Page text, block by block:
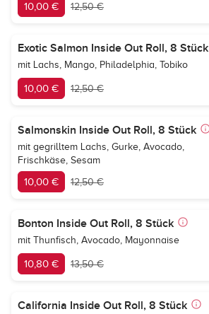
10,00 € 12,50 €
Exotic Salmon Inside Out Roll, 8 Stück
mit Lachs, Mango, Philadelphia, Tobiko
10,00 € 12,50 €
Salmonskin Inside Out Roll, 8 Stück
mit gegrilltem Lachs, Gurke, Avocado,
Frischkäse, Sesam
10,00 € 12,50 €
Bonton Inside Out Roll, 8 Stück
mit Thunfisch, Avocado, Mayonnaise
10,80 € 13,50 €
California Inside Out Roll, 8 Stück